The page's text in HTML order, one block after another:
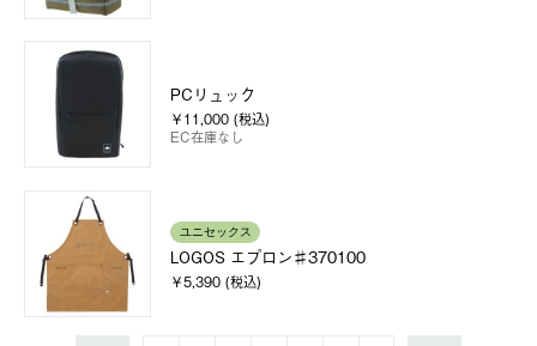
PCリュック
￥11,000 (税込)
EC在庫なし
ユニセックス
LOGOS エプロン♯370100
￥5,390 (税込)